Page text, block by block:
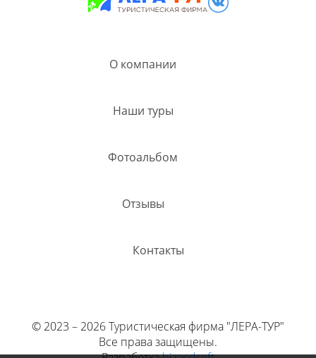
О компании
Наши туры
Фотоальбом
Отзывы
Контакты
© 2023 – 2026 Туриcтическая фирма "ЛЕРА-ТУР"
Все права защищены.